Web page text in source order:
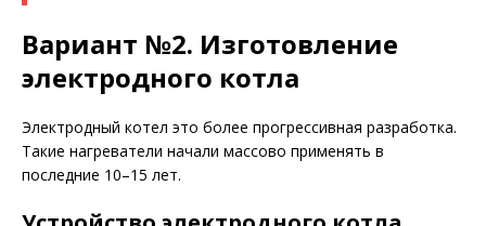
Вариант №2. Изготовление
электродного котла
Электродный котел это более прогрессивная разработка.
Такие нагреватели начали массово применять в
последние 10–15 лет.